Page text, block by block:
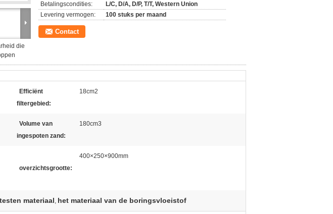
die
Betalingscondities:
L/C, D/A, D/P, T/T, Western Union
Levering vermogen:
100 stuks per maand
Contact
Efficiënt
filtergebied:
18cm2
Volume van
ingespoten zand:
180cm3
overzichtsgrootte:
400×250×900mm
materiaal, het materiaal van de boringsvloeistof